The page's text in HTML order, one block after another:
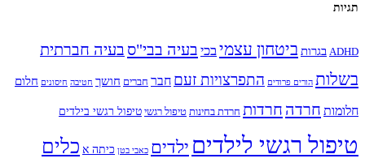
תגיות
ADHD בגרותביטחון עצמיבכי בעיה בבי"ס בעיה חברתית
בשלות הורים פרודים התפרצויות זעם חבר חברים חושך חטיבה חיסונים חלום
חלומות חרדה חרדות חרדת בחינות טיפול רגשי טיפול רגשי בילדים
טיפול רגשי לילדים ילדים כאבי בטן כיתה א כלים